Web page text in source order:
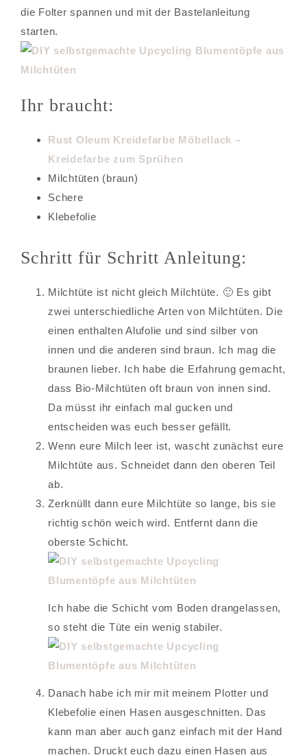
die Folter spannen und mit der Bastelanleitung
starten.
Ihr braucht:
Rust Oleum Kreidefarbe Möbellack –
Kreidefarbe zum Sprühen
Milchtüten (braun)
Schere
Klebefolie
Schritt für Schritt Anleitung:
Milchtüte ist nicht gleich Milchtüte. 🙂 Es gibt
zwei unterschiedliche Arten von Milchtüten. Die
einen enthalten Alufolie und sind silber von
innen und die anderen sind braun. Ich mag die
braunen lieber. Ich habe die Erfahrung gemacht,
dass Bio-Milchtüten oft braun von innen sind.
Da müsst ihr einfach mal gucken und
entscheiden was euch besser gefällt.
Wenn eure Milch leer ist, wascht zunächst eure
Milchtüte aus. Schneidet dann den oberen Teil
ab.
Zerknüllt dann eure Milchtüte so lange, bis sie
richtig schön weich wird. Entfernt dann die
oberste Schicht.
Ich habe die Schicht vom Boden drangelassen,
so steht die Tüte ein wenig stabiler.
Danach habe ich mir mit meinem Plotter und
Klebefolie einen Hasen ausgeschnitten. Das
kann man aber auch ganz einfach mit der Hand
machen. Druckt euch dazu einen Hasen aus